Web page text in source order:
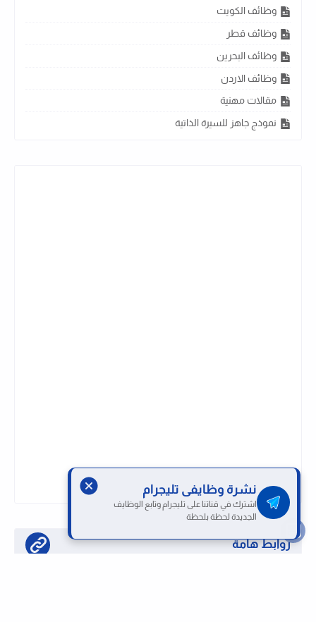
نشرة وظايفى تليجرام
اشترك في قناتنا على تليجرام وتابع الوظايف
الجديدة لحظة بلحظة
وظائف الكويت
وظائف قطر
وظائف البحرين
وظائف الاردن
مقالات مهنية
نموذج جاهز للسيرة الذاتية
روابط هامة